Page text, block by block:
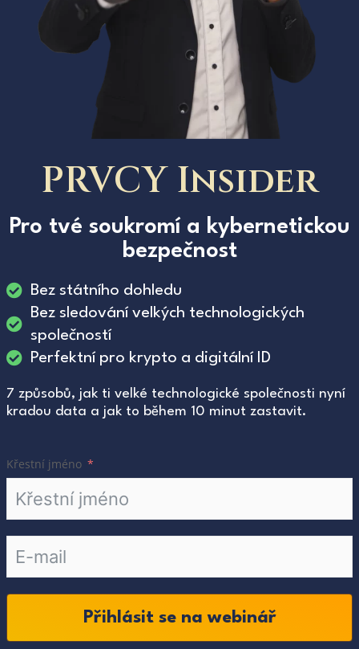
PRVCY Insider
Pro tvé soukromí a kybernetickou
bezpečnost
Bez státního dohledu
Bez sledování velkých technologických
společností
Perfektní pro krypto a digitální ID
7 způsobů, jak ti velké technologické společnosti nyní
kradou data a jak to během 10 minut zastavit.
Křestní jméno
Přihlásit se na webinář